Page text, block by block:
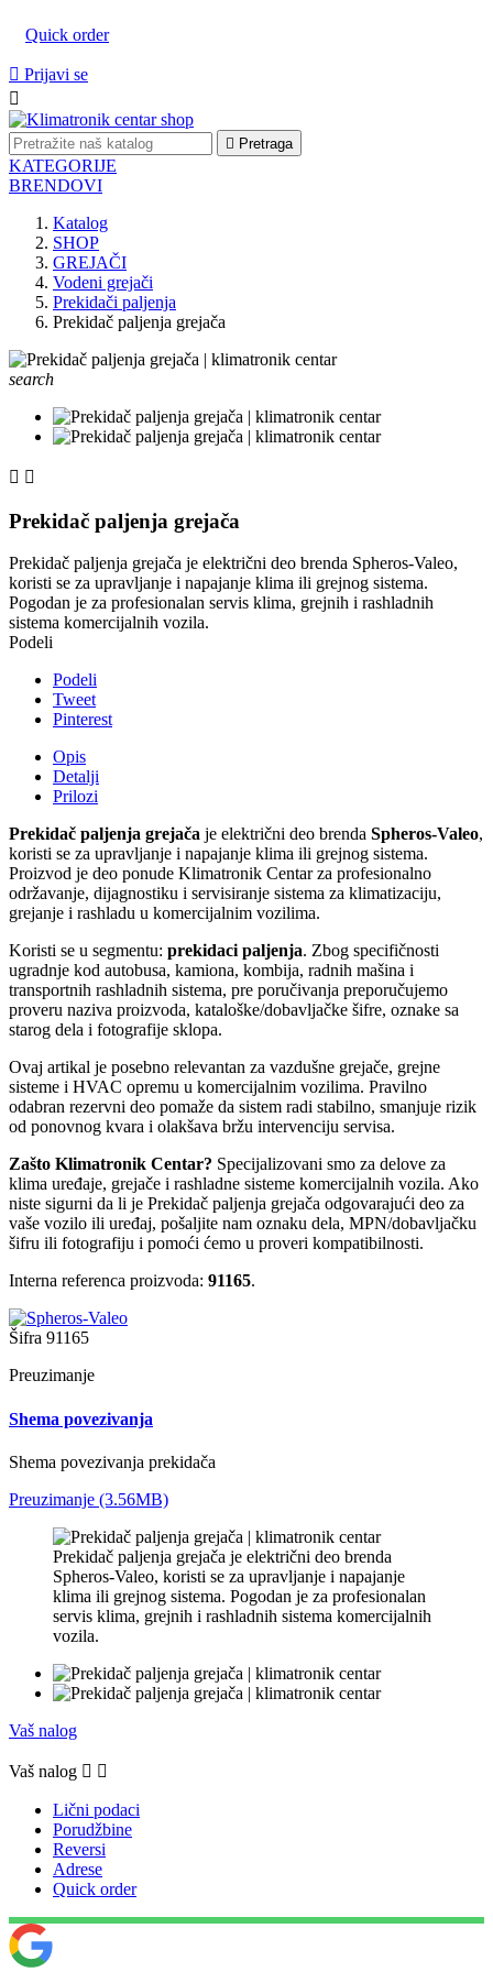
Quick order
 Prijavi se

 Pretraga
KATEGORIJE
BRENDOVI
Katalog
SHOP
GREJAČI
Vodeni grejači
Prekidači paljenja
Prekidač paljenja grejača
search
 
Prekidač paljenja grejača
Prekidač paljenja grejača je električni deo brenda Spheros-Valeo,
koristi se za upravljanje i napajanje klima ili grejnog sistema.
Pogodan je za profesionalan servis klima, grejnih i rashladnih
sistema komercijalnih vozila.
Podeli
Podeli
Tweet
Pinterest
Opis
Detalji
Prilozi
Prekidač paljenja grejača je električni deo brenda Spheros-Valeo,
koristi se za upravljanje i napajanje klima ili grejnog sistema.
Proizvod je deo ponude Klimatronik Centar za profesionalno
održavanje, dijagnostiku i servisiranje sistema za klimatizaciju,
grejanje i rashladu u komercijalnim vozilima.
Koristi se u segmentu: prekidaci paljenja. Zbog specifičnosti
ugradnje kod autobusa, kamiona, kombija, radnih mašina i
transportnih rashladnih sistema, pre poručivanja preporučujemo
proveru naziva proizvoda, kataloške/dobavljačke šifre, oznake sa
starog dela i fotografije sklopa.
Ovaj artikal je posebno relevantan za vazdušne grejače, grejne
sisteme i HVAC opremu u komercijalnim vozilima. Pravilno
odabran rezervni deo pomaže da sistem radi stabilno, smanjuje rizik
od ponovnog kvara i olakšava bržu intervenciju servisa.
Zašto Klimatronik Centar? Specijalizovani smo za delove za
klima uređaje, grejače i rashladne sisteme komercijalnih vozila. Ako
niste sigurni da li je Prekidač paljenja grejača odgovarajući deo za
vaše vozilo ili uređaj, pošaljite nam oznaku dela, MPN/dobavljačku
šifru ili fotografiju i pomoći ćemo u proveri kompatibilnosti.
Interna referenca proizvoda: 91165.
Šifra 91165
Preuzimanje
Shema povezivanja
Shema povezivanja prekidača
Preuzimanje (3.56MB)
Prekidač paljenja grejača je električni deo brenda
Spheros-Valeo, koristi se za upravljanje i napajanje
klima ili grejnog sistema. Pogodan je za profesionalan
servis klima, grejnih i rashladnih sistema komercijalnih
vozila.
Vaš nalog
Vaš nalog  
Lični podaci
Porudžbine
Reversi
Adrese
Quick order